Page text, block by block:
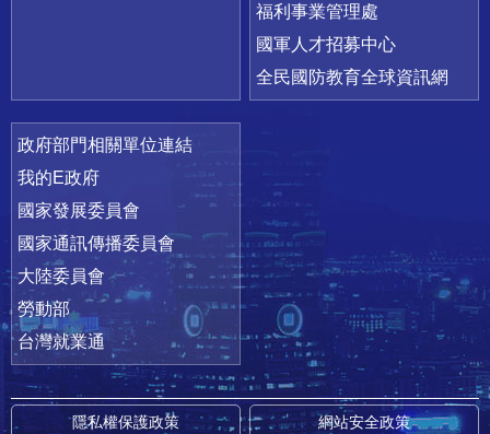
福利事業管理處
國軍人才招募中心
全民國防教育全球資訊網
政府部門相關單位連結
我的E政府
國家發展委員會
國家通訊傳播委員會
大陸委員會
勞動部
台灣就業通
隱私權保護政策 網站安全政策